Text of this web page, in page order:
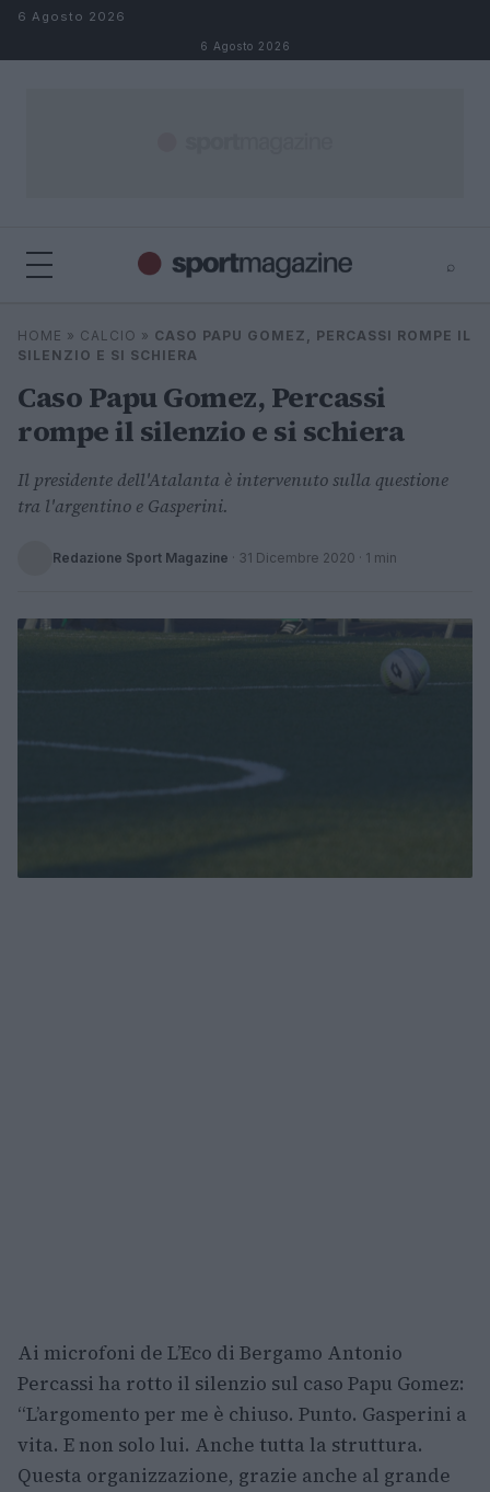
Salta al contenuto
6 Agosto 2026
6 Agosto 2026
⌕
Cerca
⌕ ×
HOME » CALCIO » CASO PAPU GOMEZ, PERCASSI ROMPE IL
SILENZIO E SI SCHIERA
Caso Papu Gomez, Percassi
rompe il silenzio e si schiera
Il presidente dell'Atalanta è intervenuto sulla questione
tra l'argentino e Gasperini.
Redazione Sport Magazine · 31 Dicembre 2020 · 1 min
Ai microfoni de L’Eco di Bergamo Antonio
Percassi ha rotto il silenzio sul caso Papu Gomez:
“L’argomento per me è chiuso. Punto. Gasperini a
vita. E non solo lui. Anche tutta la struttura.
Questa organizzazione, grazie anche al grande